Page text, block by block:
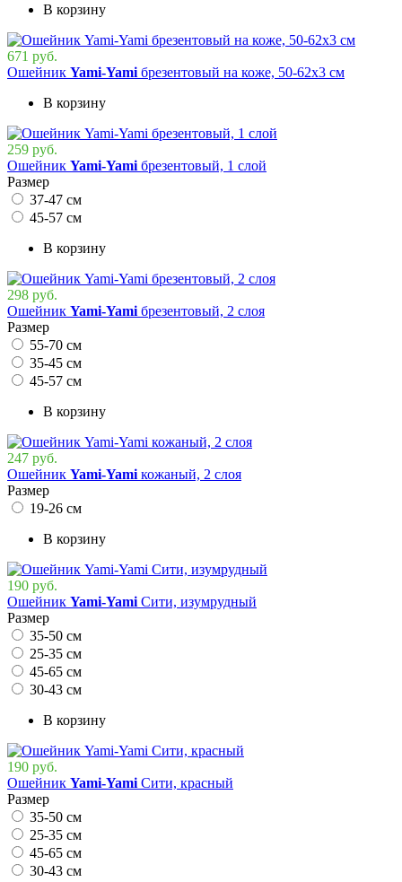
В корзину
671 руб.
Ошейник Yami-Yami брезентовый на коже, 50-62х3 см
В корзину
259 руб.
Ошейник Yami-Yami брезентовый, 1 слой
Размер
37-47 см
45-57 см
В корзину
298 руб.
Ошейник Yami-Yami брезентовый, 2 слоя
Размер
55-70 см
35-45 см
45-57 см
В корзину
247 руб.
Ошейник Yami-Yami кожаный, 2 слоя
Размер
19-26 см
В корзину
190 руб.
Ошейник Yami-Yami Сити, изумрудный
Размер
35-50 см
25-35 см
45-65 см
30-43 см
В корзину
190 руб.
Ошейник Yami-Yami Сити, красный
Размер
35-50 см
25-35 см
45-65 см
30-43 см